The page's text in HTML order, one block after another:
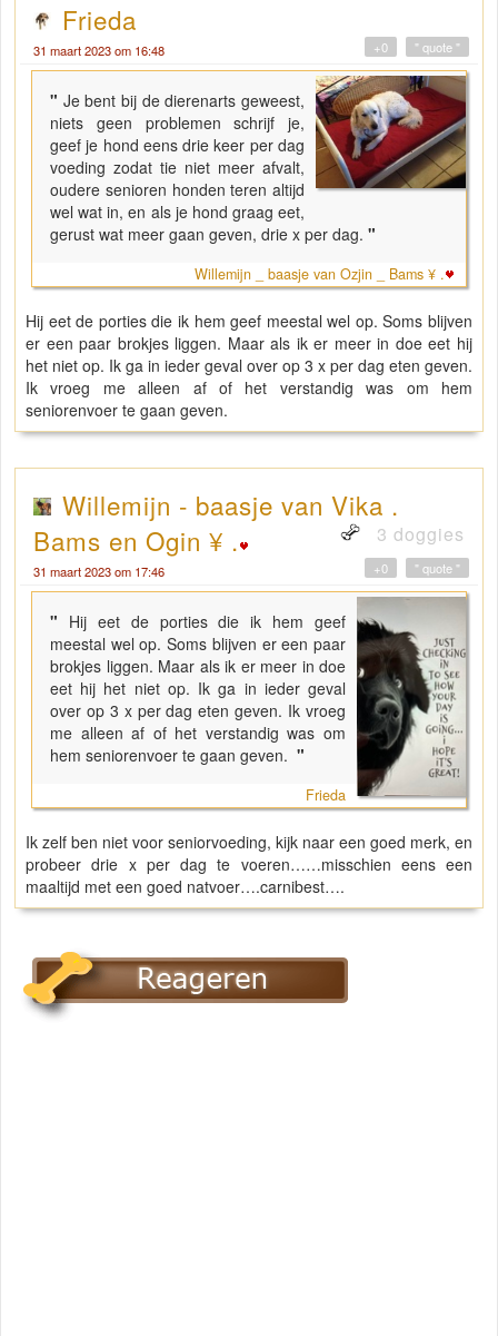
Frieda
31 maart 2023 om 16:48 " quote "
+0
" Je bent bij de dierenarts geweest,
niets geen problemen schrijf je,
geef je hond eens drie keer per dag
voeding zodat tie niet meer afvalt,
oudere senioren honden teren altijd
wel wat in, en als je hond graag eet,
gerust wat meer gaan geven, drie x per dag. "
Willemijn _ baasje van Ozjin _ Bams ¥ .
Hij eet de porties die ik hem geef meestal wel op. Soms blijven
er een paar brokjes liggen. Maar als ik er meer in doe eet hij
het niet op. Ik ga in ieder geval over op 3 x per dag eten geven.
Ik vroeg me alleen af of het verstandig was om hem
seniorenvoer te gaan geven.
Willemijn - baasje van Vika .
Bams en Ogin ¥ .
3 doggies
31 maart 2023 om 17:46 " quote "
+0
" Hij eet de porties die ik hem geef
meestal wel op. Soms blijven er een paar
brokjes liggen. Maar als ik er meer in doe
eet hij het niet op. Ik ga in ieder geval
over op 3 x per dag eten geven. Ik vroeg
me alleen af of het verstandig was om
hem seniorenvoer te gaan geven. "
Frieda
Ik zelf ben niet voor seniorvoeding, kijk naar een goed merk, en
probeer drie x per dag te voeren……misschien eens een
maaltijd met een goed natvoer….carnibest….